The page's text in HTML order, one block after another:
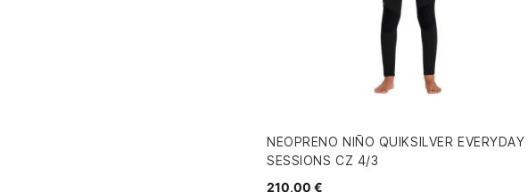
NEOPRENO NIÑO QUIKSILVER EVERYDAY
SESSIONS CZ 4/3
210,00 €